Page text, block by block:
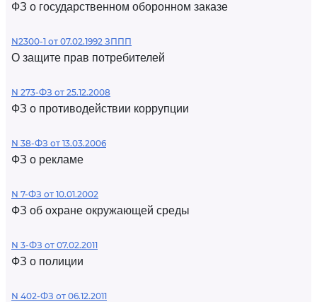
ФЗ о государственном оборонном заказе
N2300-1 от 07.02.1992 ЗППП
О защите прав потребителей
N 273-ФЗ от 25.12.2008
ФЗ о противодействии коррупции
N 38-ФЗ от 13.03.2006
ФЗ о рекламе
N 7-ФЗ от 10.01.2002
ФЗ об охране окружающей среды
N 3-ФЗ от 07.02.2011
ФЗ о полиции
N 402-ФЗ от 06.12.2011